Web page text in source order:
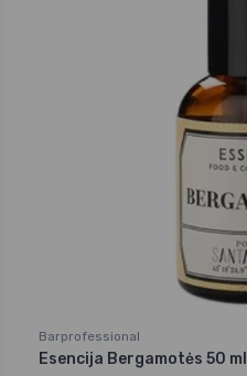
Barprofessional
Esencija Bergamotės 50 ml